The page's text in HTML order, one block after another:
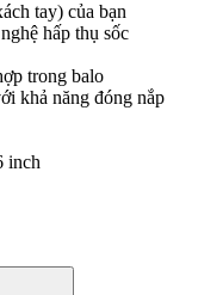
tay) của bạn
hấp thụ sốc
trong balo
khả năng đóng nắp
inch